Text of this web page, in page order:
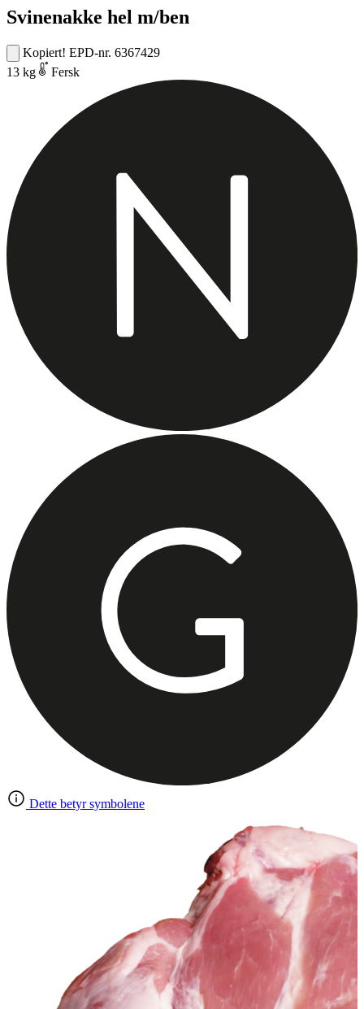
Svinenakke hel m/ben
Kopiert! EPD-nr. 6367429
13 kg
Fersk
Dette betyr symbolene